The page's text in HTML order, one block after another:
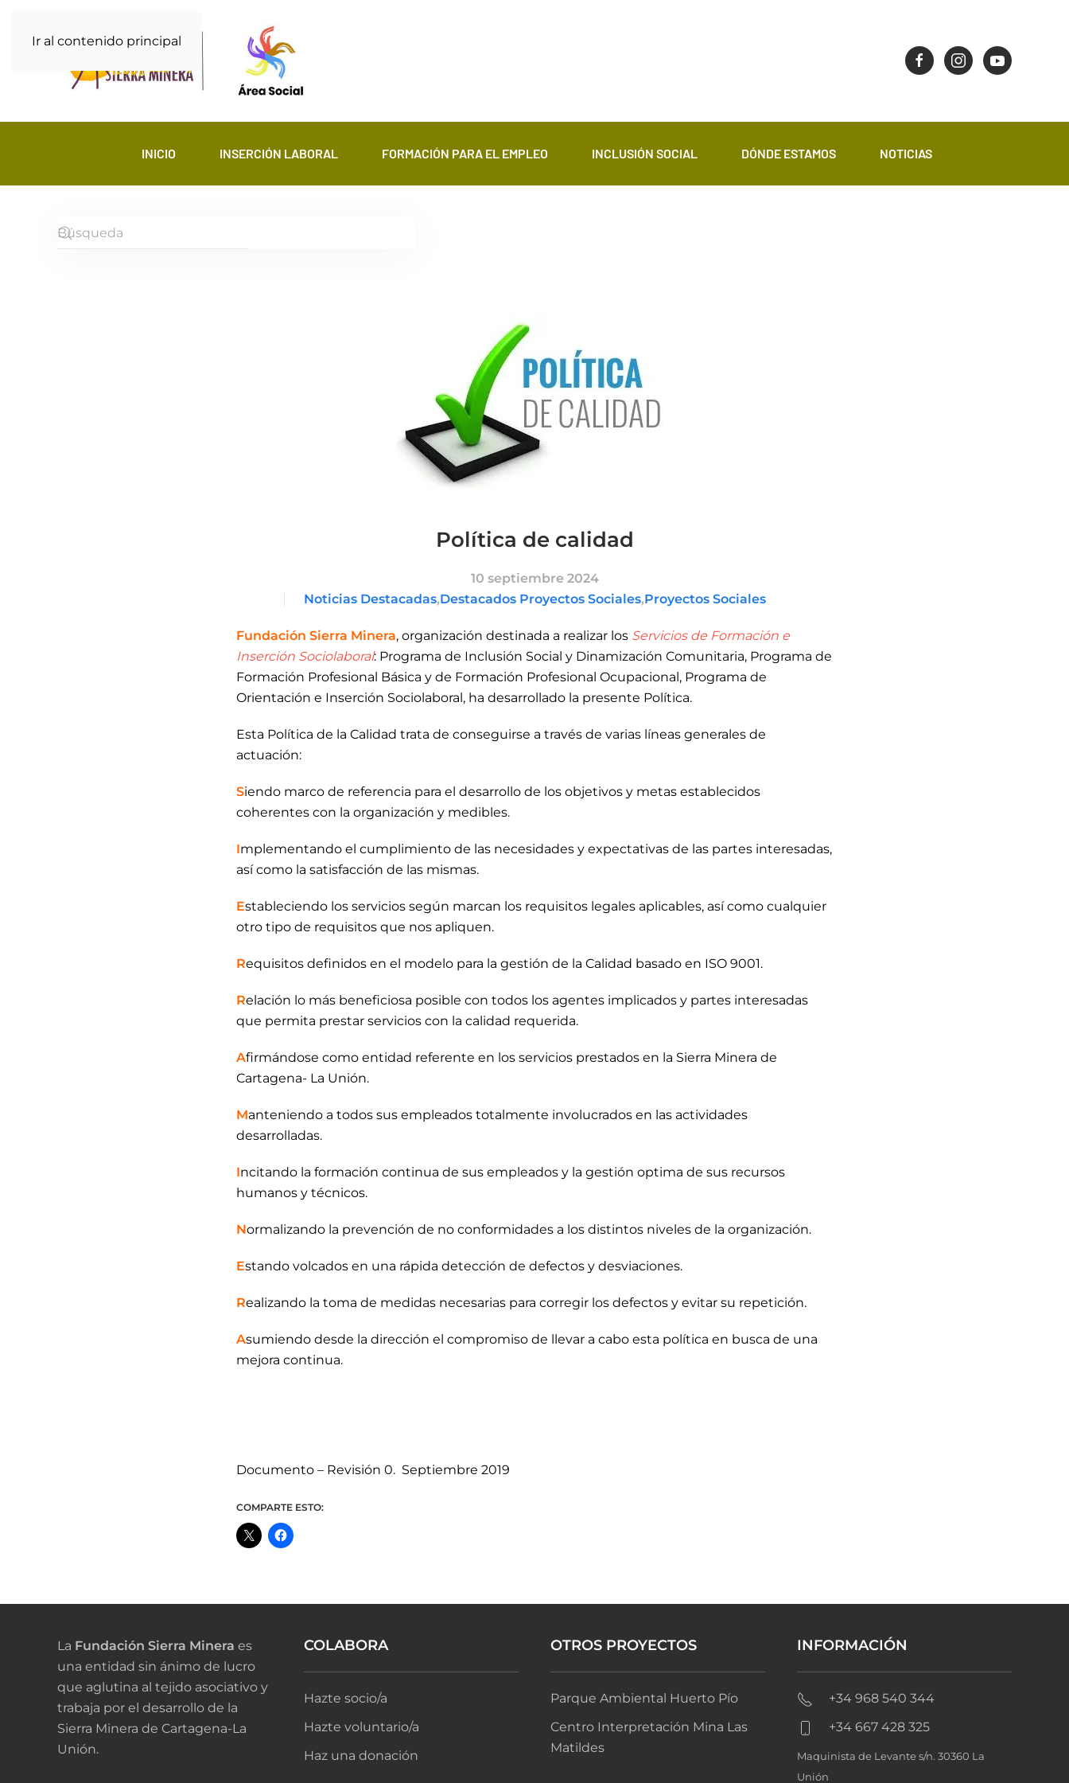
Ir al contenido principal
INICIO INSERCIÓN LABORAL FORMACIÓN PARA EL EMPLEO INCLUSIÓN SOCIAL DÓNDE ESTAMOS NOTICIAS
Política de calidad
10 septiembre 2024
Noticias Destacadas,Destacados Proyectos Sociales,Proyectos Sociales
Fundación Sierra Minera, organización destinada a realizar los Servicios de Formación e
Inserción Sociolaboral: Programa de Inclusión Social y Dinamización Comunitaria, Programa de
Formación Profesional Básica y de Formación Profesional Ocupacional, Programa de
Orientación e Inserción Sociolaboral, ha desarrollado la presente Política.
Esta Política de la Calidad trata de conseguirse a través de varias líneas generales de
actuación:
Siendo marco de referencia para el desarrollo de los objetivos y metas establecidos
coherentes con la organización y medibles.
Implementando el cumplimiento de las necesidades y expectativas de las partes interesadas,
así como la satisfacción de las mismas.
Estableciendo los servicios según marcan los requisitos legales aplicables, así como cualquier
otro tipo de requisitos que nos apliquen.
Requisitos definidos en el modelo para la gestión de la Calidad basado en ISO 9001.
Relación lo más beneficiosa posible con todos los agentes implicados y partes interesadas
que permita prestar servicios con la calidad requerida.
Afirmándose como entidad referente en los servicios prestados en la Sierra Minera de
Cartagena- La Unión.
Manteniendo a todos sus empleados totalmente involucrados en las actividades
desarrolladas.
Incitando la formación continua de sus empleados y la gestión optima de sus recursos
humanos y técnicos.
Normalizando la prevención de no conformidades a los distintos niveles de la organización.
Estando volcados en una rápida detección de defectos y desviaciones.
Realizando la toma de medidas necesarias para corregir los defectos y evitar su repetición.
Asumiendo desde la dirección el compromiso de llevar a cabo esta política en busca de una
mejora continua.
Documento – Revisión 0. Septiembre 2019
COMPARTE ESTO:
La Fundación Sierra Minera es
una entidad sin ánimo de lucro
que aglutina al tejido asociativo y
trabaja por el desarrollo de la
Sierra Minera de Cartagena-La
Unión.
COLABORA
Hazte socio/a
Hazte voluntario/a
Haz una donación
OTROS PROYECTOS
Parque Ambiental Huerto Pío
Centro Interpretación Mina Las
Matildes
INFORMACIÓN
+34 968 540 344
+34 667 428 325
Maquinista de Levante s/n. 30360 La
Unión